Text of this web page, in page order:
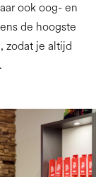
ook oog- en
de hoogste
zodat je altijd